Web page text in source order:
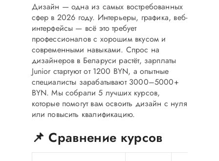
Дизайн — одна из самых востребованных
сфер в 2026 году. Интерьеры, графика, веб-
интерфейсы — всё это требует
профессионалов с хорошим вкусом и
современными навыками. Спрос на
дизайнеров в Беларуси растёт, зарплаты
Junior стартуют от 1200 BYN, а опытные
специалисты зарабатывают 3000–5000+
BYN. Мы собрали 5 лучших курсов,
которые помогут вам освоить дизайн с нуля
или повысить квалификацию.
📌 Сравнение курсов